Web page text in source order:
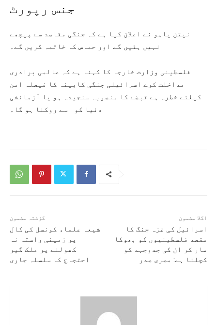
جنس رپورٹ
نیتن یاہو نے اعلان کیا ہے کہ جنگی مقاصد سے پیچھے
نہیں ہٹیں گے اور حماس کا خاتمہ کریں گے۔
فلسطینی وزارت خارجہ کا کہنا ہے کہ عالمی برادری
مداخلت کرے اسرائیلی جنگی کابینہ کا فیصلہ امن
کیلئے خطرہ ہے قبضے کا منصوبہ سنجیدہ ہو یا آزمائشی
دنیا کو اسے روکنا ہو گا۔
گزشتہ مضمون
شیعہ علماء کونسل کی کال
پر زمینی راستہ نہ
کھولنے پر ملک گیر
احتجاج کا سلسلہ جاری
اگلا مضمون
اسرائیل کی غزہ جنگ کا
مقصد فلسطینیوں کو بھوکا
مار کر ان کی جدوجہد کو
کچلنا ہے: مصری صدر